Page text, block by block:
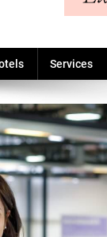
Services